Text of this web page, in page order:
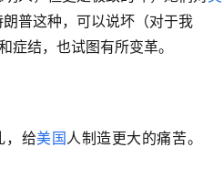
普这种，可以说坏（对于我
症结，也试图有所变革。
，给美国人制造更大的痛苦。